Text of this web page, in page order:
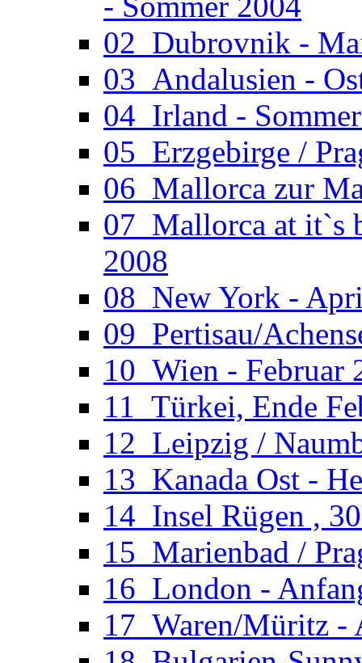
02_Dubrovnik -
03_Andalusien -
04_Irland -
05_Erzgebirge /
06_Mallorca zur
07_Mallorca at it`s
2008
08_New York -
09_Pertisau/
10_Wien - Februar
11_Türkei, Ende
12_Leipzig /
13_Kanada Ost -
14_Insel Rügen ,
15_Marienbad /
16_London -
17_Waren/Müritz -